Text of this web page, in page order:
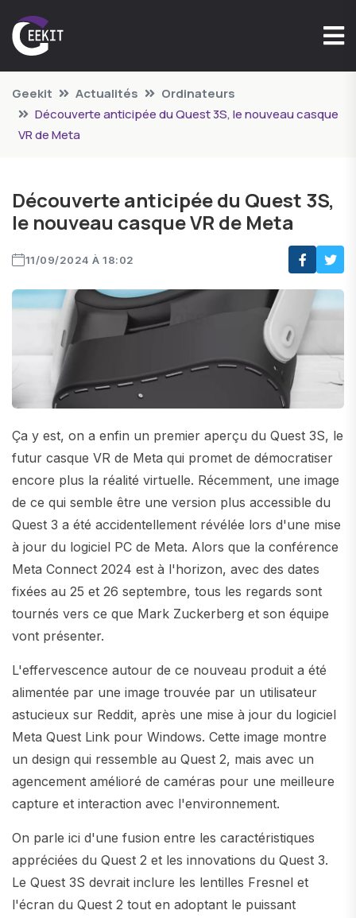
Geekit Actualités
Ordinateurs
Découverte anticipée du Quest 3S, le nouveau casque
VR de Meta
Découverte anticipée du Quest 3S,
le nouveau casque VR de Meta
11/09/2024 À 18:02
Ça y est, on a enfin un premier aperçu du Quest 3S, le
futur casque VR de Meta qui promet de démocratiser
encore plus la réalité virtuelle. Récemment, une image
de ce qui semble être une version plus accessible du
Quest 3 a été accidentellement révélée lors d'une mise
à jour du logiciel PC de Meta. Alors que la conférence
Meta Connect 2024 est à l'horizon, avec des dates
fixées au 25 et 26 septembre, tous les regards sont
tournés vers ce que Mark Zuckerberg et son équipe
vont présenter.
L'effervescence autour de ce nouveau produit a été
alimentée par une image trouvée par un utilisateur
astucieux sur Reddit, après une mise à jour du logiciel
Meta Quest Link pour Windows. Cette image montre
un design qui ressemble au Quest 2, mais avec un
agencement amélioré de caméras pour une meilleure
capture et interaction avec l'environnement.
On parle ici d'une fusion entre les caractéristiques
appréciées du Quest 2 et les innovations du Quest 3.
Le Quest 3S devrait inclure les lentilles Fresnel et
l'écran du Quest 2 tout en adoptant le puissant